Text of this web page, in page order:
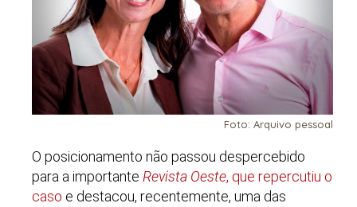
Foto: Arquivo pessoal
O posicionamento não passou despercebido
para a importante Revista Oeste, que repercutiu o
caso e destacou, recentemente, uma das